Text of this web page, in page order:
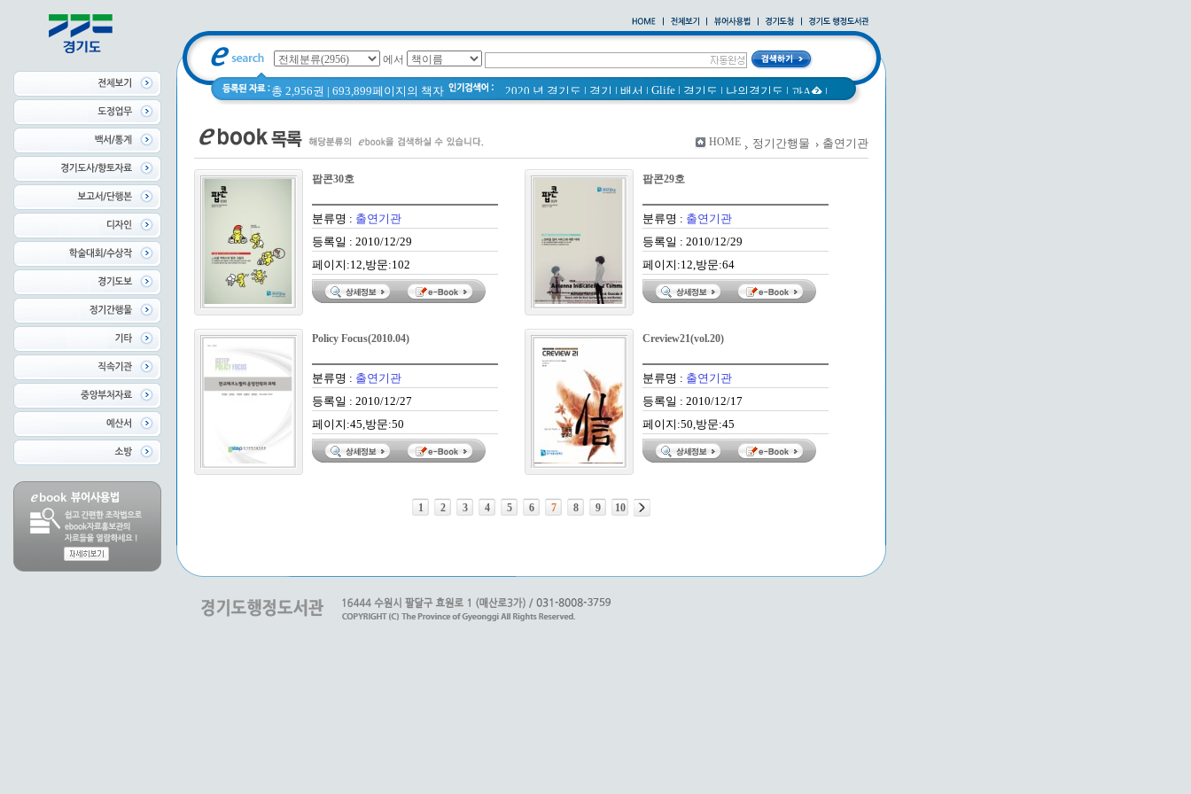
에서
총 2,956권 | 693,899페이지의 책자 2020 년 경기도 | 경기 | 배서 | Glife | 경기도 | 나의경기도 | 과A� |
2021 경기도 공동주택 품질점검 사례집|
바른공동주택관리 매뉴얼|통계연보|경기도 바로알기|
공동주택|국토의 계획 및 이용에 관한 법률_질의 회신 사례집
의회소식 81호
2020| 다문화가족 소식지
HOME 정기간행물 출연기관
팝콘30호
분류명 : 출연기관
등록일 : 2010/12/29
페이지:12,방문:102
팝콘29호
분류명 : 출연기관
등록일 : 2010/12/29
페이지:12,방문:64
Policy Focus(2010.04)
분류명 : 출연기관
등록일 : 2010/12/27
페이지:45,방문:50
Creview21(vol.20)
분류명 : 출연기관
등록일 : 2010/12/17
페이지:50,방문:45
1 2 3 4 5 6 7 8 9 10